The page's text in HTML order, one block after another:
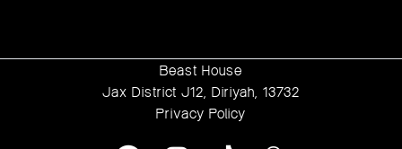
Beast House
Jax District J12, Diriyah, 13732
Privacy Policy